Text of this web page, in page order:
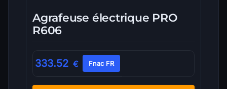
Agrafeuse électrique PRO
R606
333.52 € Fnac FR